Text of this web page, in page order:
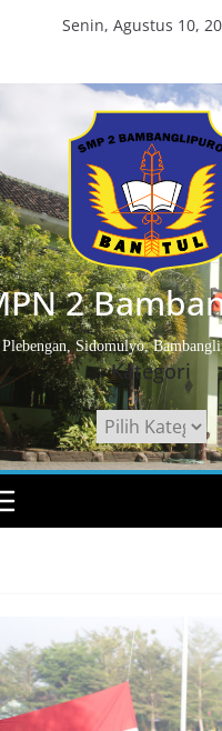
Senin, Agustus 10,
2
Plebengan, Sidomulyo,
Kategori
Kategori